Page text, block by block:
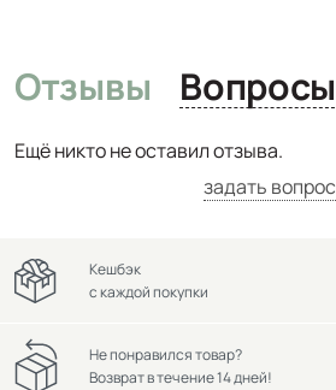
Отзывы
Ещё никто не оставил отзыва.
задать вопрос
Кешбэк
с каждой покупки
Не понравился товар?
Возврат в течение 14 дней!